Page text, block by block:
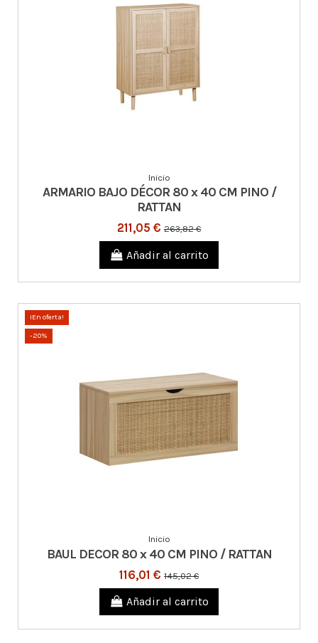
Inicio
ARMARIO BAJO DÉCOR 80 x 40 CM PINO /
RATTAN
211,05 € 263,82 €
Añadir al carrito
¡En oferta!
-20%
Inicio
BAUL DECOR 80 x 40 CM PINO / RATTAN
116,01 € 145,02 €
Añadir al carrito